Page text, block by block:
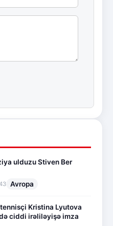
ulduzu Stiven Ber
Avropa
tennisçi Kristina Lyutova
ciddi irəliləyişə imza